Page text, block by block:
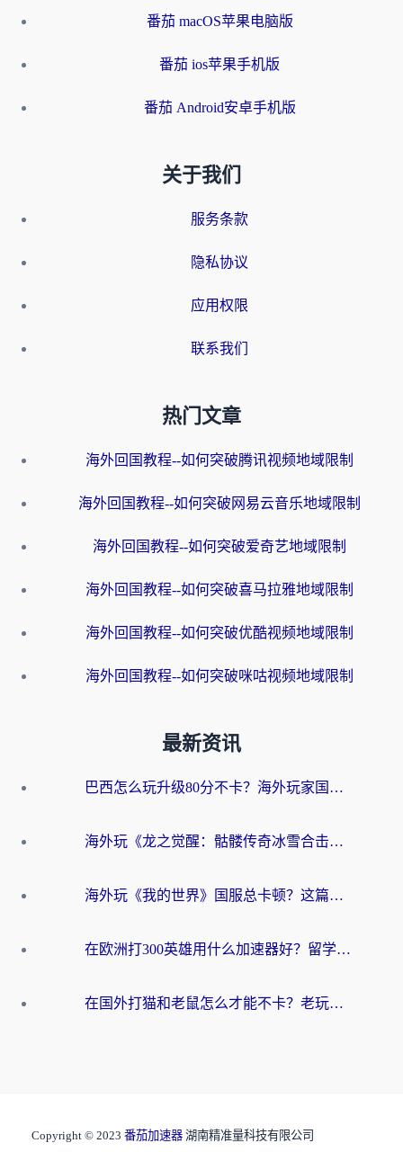
番茄 macOS苹果电脑版
番茄 ios苹果手机版
番茄 Android安卓手机版
关于我们
服务条款
隐私协议
应用权限
联系我们
热门文章
海外回国教程--如何突破腾讯视频地域限制
海外回国教程--如何突破网易云音乐地域限制
海外回国教程--如何突破爱奇艺地域限制
海外回国教程--如何突破喜马拉雅地域限制
海外回国教程--如何突破优酷视频地域限制
海外回国教程--如何突破咪咕视频地域限制
最新资讯
巴西怎么玩升级80分不卡？海外玩家国服游戏加速器终极指南（附避坑技巧）
海外玩《龙之觉醒：骷髅传奇冰雪合击》延迟高？这篇指南帮你解决卡顿烦恼！
海外玩《我的世界》国服总卡顿？这篇我的世界游戏加速器指南帮你解决所有问题
在欧洲打300英雄用什么加速器好？留学生亲测有效的解决方案来了
在国外打猫和老鼠怎么才能不卡？老玩家亲测的终极加速指南
Copyright © 2023 番茄加速器 湖南精准量科技有限公司